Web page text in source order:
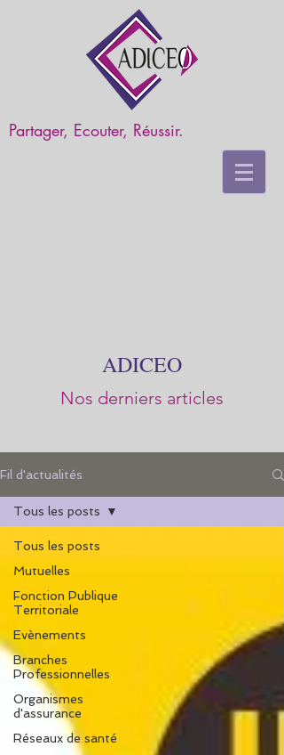
Partager, Ecouter, Réussir.
ADICEO
Nos derniers articles
Fil d'actualités
Tous les posts
Mutuelles
Fonction Publique
Territoriale
Evènements
Branches
Professionnelles
Organismes
d'assurance
Réseaux de santé
Tous les posts